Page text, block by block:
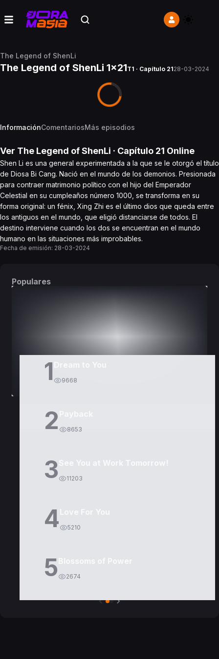
The Legend of ShenLi
The Legend of ShenLi 1x21T1 · Capítulo 2128-03-2024
InformaciónComentariosMás episodios
Ver The Legend of ShenLi · Capítulo 21 Online
Shen Li es una general experimentada a la que se le otorgó el título
de Diosa Bi Cang. Nació en el mundo de los demonios. Presionada
para contraer matrimonio político con el hijo del Emperador
Celestial en su cumpleaños número 1000, se transforma en su
forma original: un fénix, Xing Zhi es el último dios que queda entre
los antiguos en el mundo, que eligió distanciarse de todos. El
destino interviene cuando los dos se encuentran en el mundo
humano en las situaciones más improbables.
Fecha de emisión: 28-03-2024
Populares
1 9668
2 8653
3 11203
4 5210
5 2674